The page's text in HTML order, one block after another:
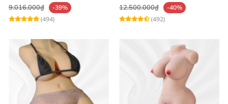
9.016.000₫
-39%
(494)
12.500.000₫
-40%
(492)